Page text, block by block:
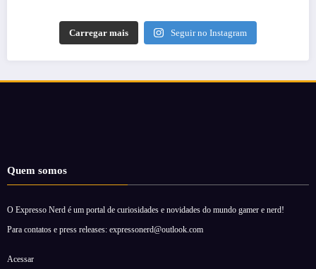
Carregar mais Seguir no Instagram
Quem somos
O Expresso Nerd é um portal de curiosidades e novidades do mundo gamer e nerd!
Para contatos e press releases: expressonerd@outlook.com
Acessar